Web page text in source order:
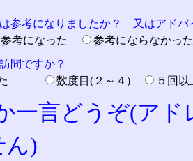
参考になりましたか？ 又はアドバ
参考になった
参考にならなか
問ですか？
来た
数度目(２～４) ５回
一言どうぞ(ア
ん)